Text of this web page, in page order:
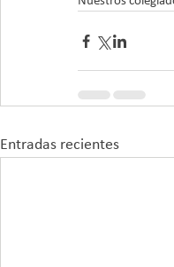
Entradas recientes